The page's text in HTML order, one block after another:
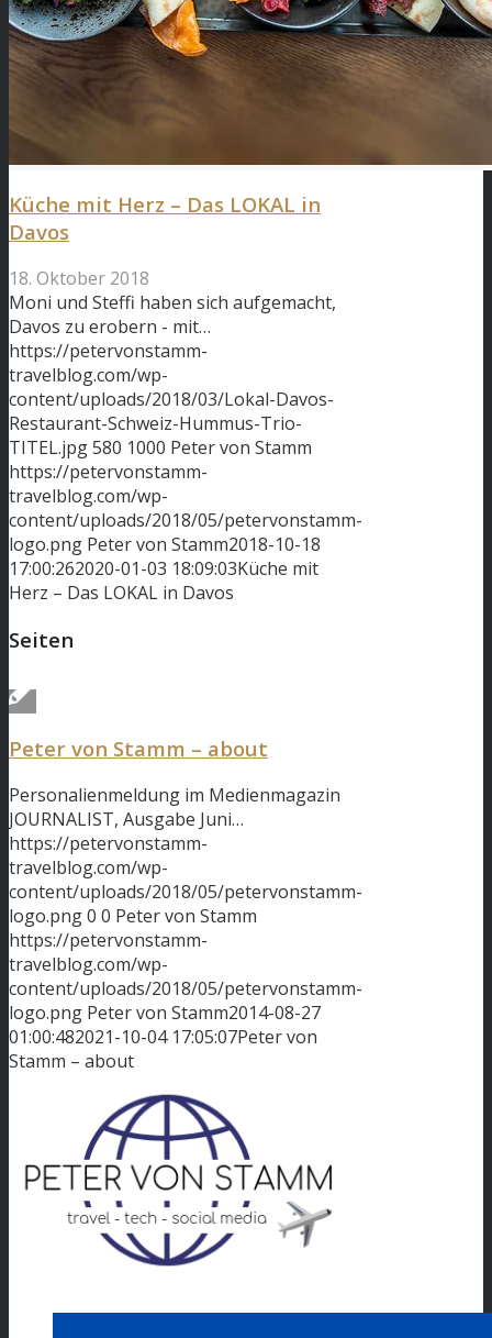
Küche mit Herz – Das LOKAL in
Davos
18. Oktober 2018
Moni und Steffi haben sich aufgemacht,
Davos zu erobern - mit…
https://petervonstamm-
travelblog.com/wp-
content/uploads/2018/03/Lokal-Davos-
Restaurant-Schweiz-Hummus-Trio-
TITEL.jpg580 1000 Peter von Stamm
https://petervonstamm-
travelblog.com/wp-
content/uploads/2018/05/petervonstamm-
logo.png Peter von Stamm2018-10-18
17:00:262020-01-03 18:09:03Küche mit
Herz – Das LOKAL in Davos
Seiten
Peter von Stamm – about
Personalienmeldung im Medienmagazin
JOURNALIST, Ausgabe Juni…
https://petervonstamm-
travelblog.com/wp-
content/uploads/2018/05/petervonstamm-
logo.png0 0 Peter von Stamm
https://petervonstamm-
travelblog.com/wp-
content/uploads/2018/05/petervonstamm-
logo.png Peter von Stamm2014-08-27
01:00:482021-10-04 17:05:07Peter von
Stamm – about